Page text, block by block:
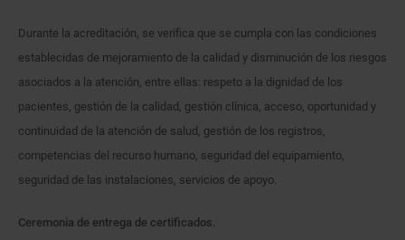
Durante la acreditación, se verifica que se cumpla con las condiciones
establecidas de mejoramiento de la calidad y disminución de los riesgos
asociados a la atención, entre ellas: respeto a la dignidad de los
pacientes, gestión de la calidad, gestión clínica, acceso, oportunidad y
continuidad de la atención de salud, gestión de los registros,
competencias del recurso humano, seguridad del equipamiento,
seguridad de las instalaciones, servicios de apoyo.
Ceremonia de entrega de certificados.